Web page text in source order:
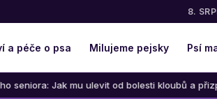
8.
a péče o psa Milujeme pejsky Psí
od bolesti kloubů a přizpůsobit režim jeho